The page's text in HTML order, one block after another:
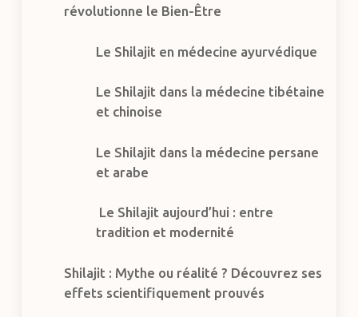
révolutionne le Bien-Être
Le Shilajit en médecine ayurvédique
Le Shilajit dans la médecine tibétaine
et chinoise
Le Shilajit dans la médecine persane
et arabe
Le Shilajit aujourd’hui : entre
tradition et modernité
Shilajit : Mythe ou réalité ? Découvrez ses
effets scientifiquement prouvés